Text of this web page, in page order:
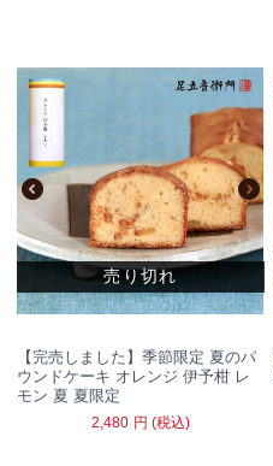
売り切れ
【完売しました】季節限定 夏のパ
ウンドケーキ オレンジ 伊予柑 レ
モン 夏 夏限定
2,480 円 (税込)